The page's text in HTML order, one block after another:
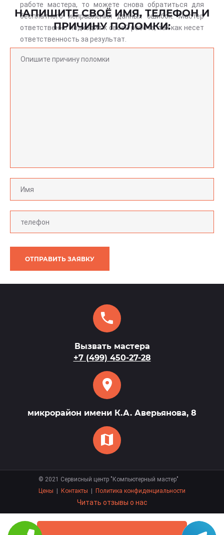
работе мастера, то можете снова обратиться для
бесплатного исправления данных ошибок. Мастер
ответственно подходит к своей работе, так как несет
ответственность за результат.
НАПИШИТЕ СВОЁ ИМЯ, ТЕЛЕФОН И
ПРИЧИНУ ПОЛОМКИ:
ОТПРАВИТЬ ЗАЯВКУ
Вызвать мастера
+7 (499) 450-27-28
микрорайон имени К.А. Аверьянова, 8
© 2021 Сервисный центр "Компьютерный мастер"
Цены
Контакты Политика конфиденциальности
Читать отзывы о нас